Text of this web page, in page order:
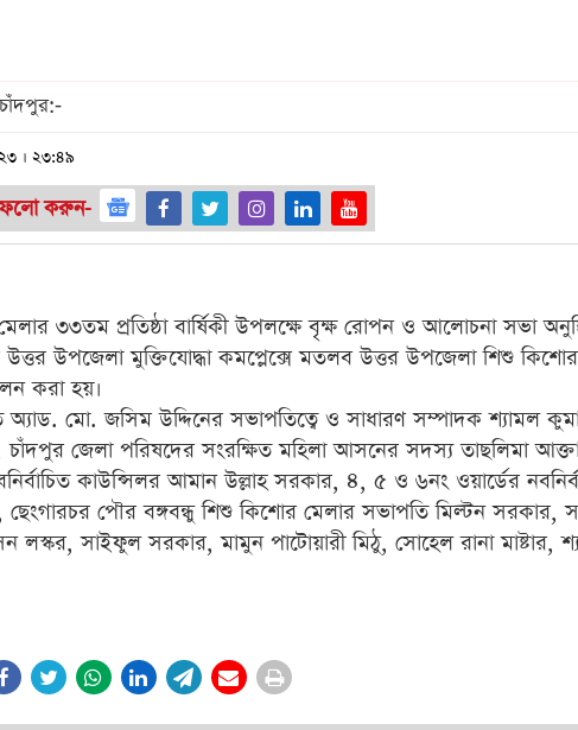
। ২৩:৪৯
করুন-
৩৩তম প্রতিষ্ঠা বার্ষিকী উপলক্ষে বৃক্ষ রোপন ও আলোচনা সভা
উপজেলা মুক্তিযোদ্ধা কমপ্লেক্সে মতলব উত্তর উপজেলা শিশু
করা হয়।
মো. জসিম উদ্দিনের সভাপতিত্বে ও সাধারণ সম্পাদক শ্যামল
চাঁদপুর জেলা পরিষদের সংরক্ষিত মহিলা আসনের সদস্য তাছলিমা
কাউন্সিলর আমান উল্লাহ সরকার, ৪, ৫ ও ৬নং ওয়ার্ডের
ছেংগারচর পৌর বঙ্গবন্ধু শিশু কিশোর মেলার সভাপতি মিল্টন সরকার,
লস্কর, সাইফুল সরকার, মামুন পাটোয়ারী মিঠু, সোহেল রানা মাষ্টার,